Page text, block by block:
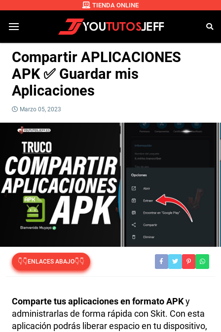
TIENDA ONLINE
Compartir APLICACIONES
APK ✅ Guardar mis
Aplicaciones
Marzo 05, 2023
👇👇ENLACES ABAJO👇👇
Comparte tus aplicaciones en formato APKy
administrarlas de forma rápida con Skit. Con esta
aplicación podrás liberar espacio en tu dispositivo,